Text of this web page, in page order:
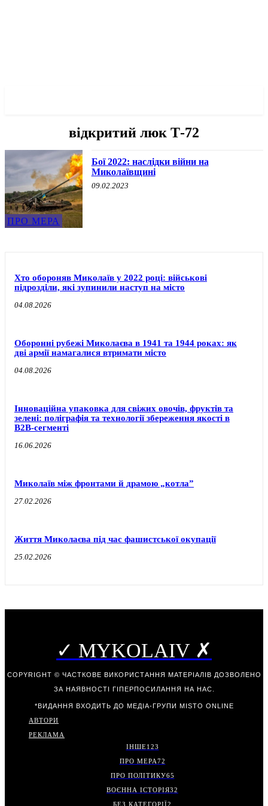
відкритий люк Т-72
ПРО МЕРА
Бої 2022: наслідки війни на
Миколаївщині
09.02.2023
Хто обороняв Миколаїв у 2022 році: військові
підрозділи, які зупинили наступ на місто
04.08.2026
Оборонні рубежі Миколаєва в 1941 та 1944 роках: як
дві армії намагалися втримати місто
04.08.2026
Інноваційна упаковка для свіжих овочів, фруктів та
зелені: поліграфія та технології збереження якості в
B2B-сегменті
16.06.2026
Миколаїв між фронтами й драмою „котла”
27.02.2026
Життя Миколаєва під час фашистської окупації
25.02.2026
✓ MYKOLAIV ✗
COPYRIGHT © ЧАСТКОВЕ ВИКОРИСТАННЯ МАТЕРІАЛІВ ДОЗВОЛЕНО
ЗА НАЯВНОСТІ ГІПЕРПОСИЛАННЯ НА НАС.
*ВИДАННЯ ВХОДИТЬ ДО МЕДІА-ГРУПИ MISTO ONLINE
АВТОРИ
РЕКЛАМА
ІНШЕ123
ПРО МЕРА72
ПРО ПОЛІТИКУ65
ВОЄННА ІСТОРІЯ32
БЕЗ КАТЕГОРІЇ2